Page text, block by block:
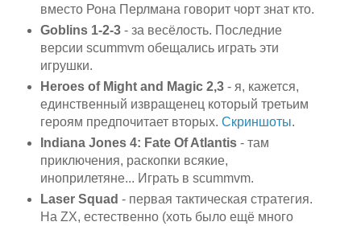
вместо Рона Перлмана говорит чорт знат кто.
Goblins 1-2-3- за весёлость. Последние
версии scummvm обещались играть эти
игрушки.
Heroes of Might and Magic 2,3- я, кажется,
единственный извращенец который третьим
героям предпочитает вторых. Скриншоты.
Indiana Jones 4: Fate Of Atlantis- там
приключения, раскопки всякие,
иноприлетяне... Играть в scummvm.
Laser Squad - первая тактическая стратегия.
На ZX, естественно (хоть было ещё много